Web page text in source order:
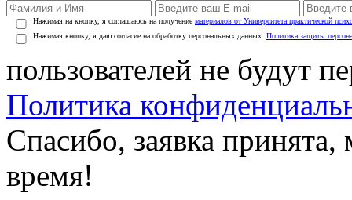
Нажимая на кнопку, я соглашаюсь на получение материалов от Университета практической
Нажимая кнопку, я даю согласие на обработку персональных данных. Политика защиты
пользователей не будут
Политика
Спасибо, заявка
время!